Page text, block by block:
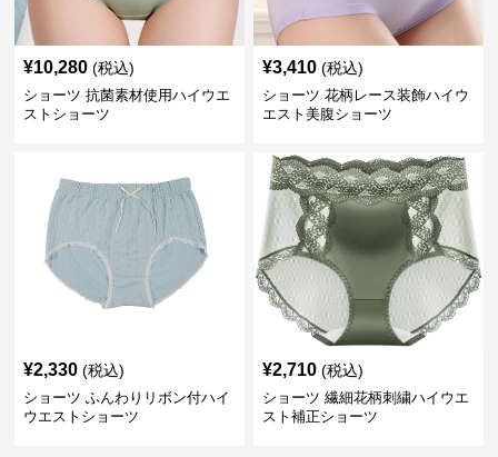
¥10,280 (税込)
ショーツ 抗菌素材使用ハイウエ
ストショーツ
¥3,410 (税込)
ショーツ 花柄レース装飾ハイウ
エスト美腹ショーツ
¥2,330 (税込)
ショーツ ふんわりリボン付ハイ
ウエストショーツ
¥2,710 (税込)
ショーツ 繊細花柄刺繍ハイウエ
スト補正ショーツ